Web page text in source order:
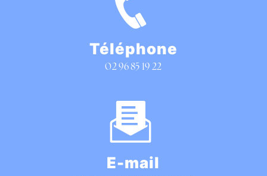
Téléphone
02 96 85 19 22
E-mail